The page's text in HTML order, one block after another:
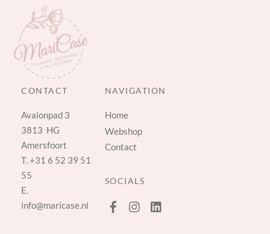
CONTACT
Avalonpad 3
3813 HG
Amersfoort
T.+31 6 52 39 51
55
E.
info@maricase.nl
NAVIGATION
Home
Webshop
Contact
SOCIALS